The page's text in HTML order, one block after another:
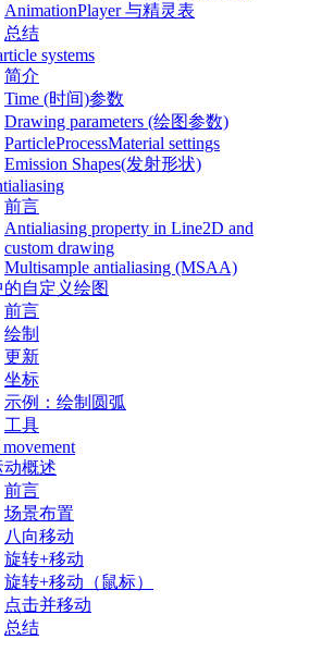
AnimationPlayer 与精灵表
总结
systems
简介
Time (时间)参数
Drawing parameters (绘图参数)
ParticleProcessMaterial settings
Emission Shapes(发射形状)
前言
Antialiasing property in Line2D and
custom drawing
Multisample antialiasing (MSAA)
的自定义绘图
前言
绘制
更新
坐标
示例：绘制圆弧
工具
动概述
前言
场景布置
八向移动
旋转+移动
旋转+移动（鼠标）
点击并移动
总结